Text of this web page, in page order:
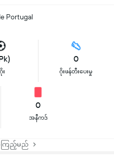
Portugal
း
0
ဂိုးဖန်တီးပေးမှု
0
အနီကဒ်
ြည့်မည်